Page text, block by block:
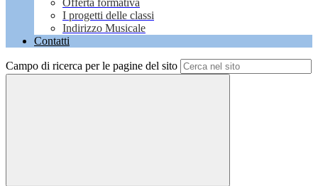
Offerta formativa
I progetti delle classi
Indirizzo Musicale
Contatti
Campo di ricerca per le pagine del sito